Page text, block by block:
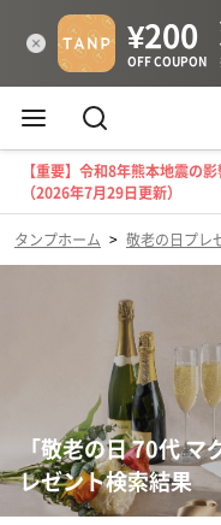
【重要】令和8年熊本地震の
（2026年7月29日更新）
タンプホーム > 敬老の日プレ
「敬老の日 70代
レゼント検索結果